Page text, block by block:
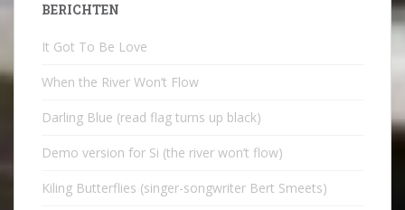
BERICHTEN
It Got To Be Love
When the River Won’t Flow
Darling Blue (read flag turns up black)
Demo version for Si (the river won’t flow)
Kiling Butterflies (singer-songwriter Bert Smeets)